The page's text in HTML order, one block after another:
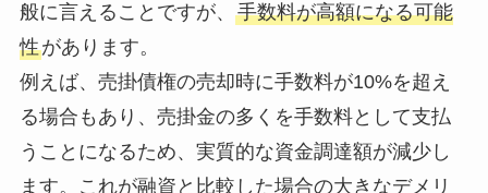
般に言えることですが、 手数料が高額になる可能
性があります。
例えば、売掛債権の売却時に手数料が10%を超え
る場合もあり、売掛金の多くを手数料として支払
うことになるため、実質的な資金調達額が減少し
ます。これが融資と比較した場合の大きなデメリ